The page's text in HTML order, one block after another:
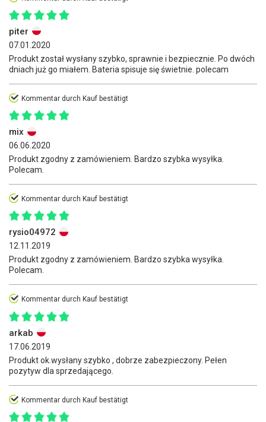
piter
07.01.2020
Produkt został wysłany szybko, sprawnie i bezpiecznie. Po dwóch
dniach już go miałem. Bateria spisuje się świetnie. polecam
Kommentar durch Kauf bestätigt
mix
06.06.2020
Produkt zgodny z zamówieniem. Bardzo szybka wysyłka.
Polecam.
Kommentar durch Kauf bestätigt
rysio04972
12.11.2019
Produkt zgodny z zamówieniem. Bardzo szybka wysyłka.
Polecam.
Kommentar durch Kauf bestätigt
arkab
17.06.2019
Produkt ok.wysłany szybko , dobrze zabezpieczony. Pełen
pozytyw dla sprzedającego.
Kommentar durch Kauf bestätigt